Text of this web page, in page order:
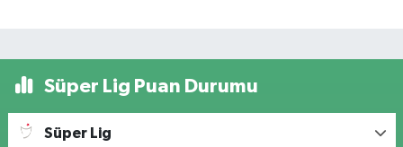
Süper Lig Puan Durumu
Süper Lig